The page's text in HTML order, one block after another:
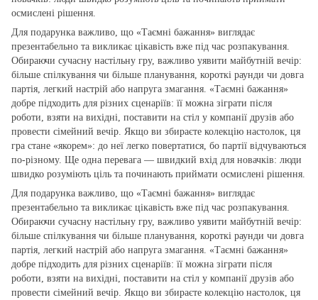
осмислені рішення.
Для подарунка важливо, що «Таємні бажання» виглядає
презентабельно та викликає цікавість вже під час розпакування.
Обираючи сучасну настільну гру, важливо уявити майбутній вечір:
більше спілкування чи більше планування, короткі раунди чи довга
партія, легкий настрій або напруга змагання. «Таємні бажання»
добре підходить для різних сценаріїв: її можна зіграти після
роботи, взяти на вихідні, поставити на стіл у компанії друзів або
провести сімейний вечір. Якщо ви збираєте колекцію настолок, ця
гра стане «якорем»: до неї легко повертатися, бо партії відчуваються
по‑різному. Ще одна перевага — швидкий вхід для новачків: люди
швидко розуміють ціль та починають приймати осмислені рішення.
Для подарунка важливо, що «Таємні бажання» виглядає
презентабельно та викликає цікавість вже під час розпакування.
Обираючи сучасну настільну гру, важливо уявити майбутній вечір:
більше спілкування чи більше планування, короткі раунди чи довга
партія, легкий настрій або напруга змагання. «Таємні бажання»
добре підходить для різних сценаріїв: її можна зіграти після
роботи, взяти на вихідні, поставити на стіл у компанії друзів або
провести сімейний вечір. Якщо ви збираєте колекцію настолок, ця